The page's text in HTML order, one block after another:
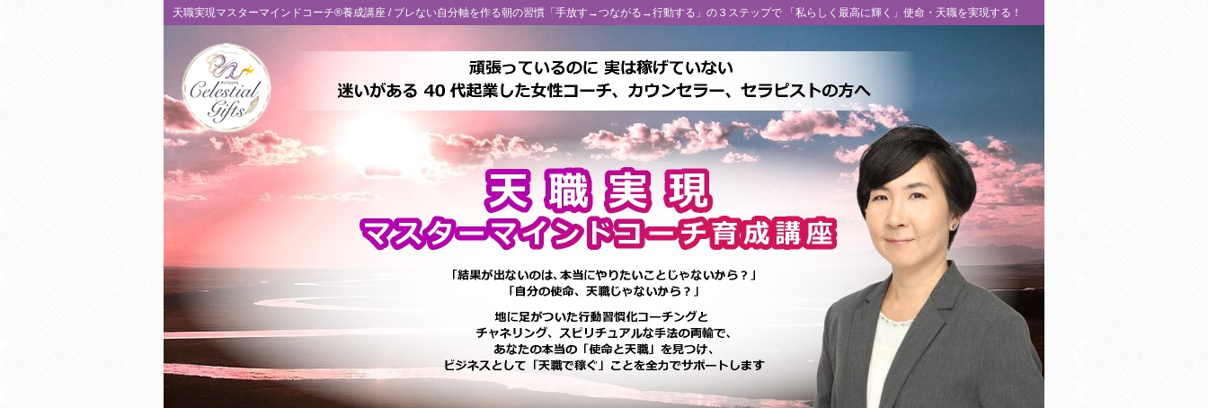
天職実現マスターマインドコーチ®養成講座 / ブレない自分軸を作る朝の習慣「手放す→つながる→行動する」の３ステップで 「私らしく最高に輝く」使命・天職を実現する！